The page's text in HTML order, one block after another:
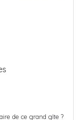
de ce grand gîte ?